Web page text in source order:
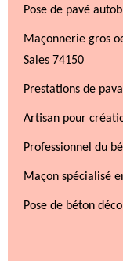
Pose de pavé
Maçonnerie gros
Sales 74150
Prestations de
Artisan pour
Professionnel du
Maçon spécialisé
Pose de béton